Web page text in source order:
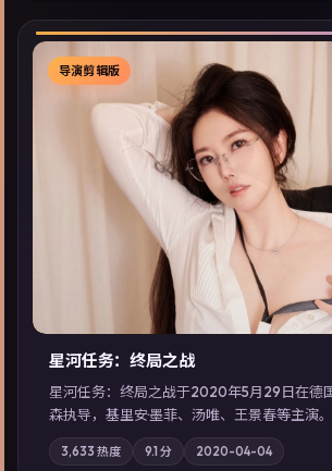
▶
导演剪辑版
星河任务：终局之战
星河任务：终局之战于2020年5月29日在德
森执导，基里安·墨菲、汤唯、王景春等主演
主轴，亲情与职责必须在倒计时结束前做出
化地域气质；站内亦可通过「国产免费观看高
3,633 热度 9.1 分 2020-04-04